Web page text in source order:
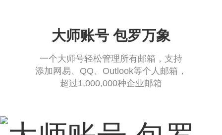
大师账号 包罗万象
一个大师号轻松管理所有邮箱，支持
添加网易、QQ、Outlook等个人邮箱，
超过1,000,000种企业邮箱